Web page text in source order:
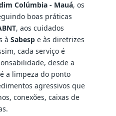
Colúmbia - Mauá, os
boas práticas
, aos cuidados
à Sabespe às diretrizes
cada serviço é
desde a
a limpeza do ponto
agressivos que
conexões, caixas de